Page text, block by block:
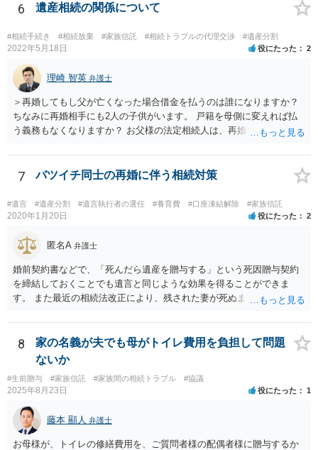
6 遺産相続の関係について
#相続手続き #相続放棄 #家族信託 #相続トラブルの代理交渉 #遺産分割
2022年5月18日 役にたった 2
理崎 智英 弁護士
＞再婚してもし父が亡くなった場合借金を払うのは誰になりますか？
ちなみに再婚相手にも2人の子供がいます。 戸籍を母側に変えれば払
う義務もなくなりますか？ お父様の法定相続人は、再婚相手とご相談
戸籍がどこにあるのかは関係ありません。 ただし、お父様が亡くなっ
たことを知ってから３か月以内に家庭裁判所にて「相続放棄」の手続
7 バツイチ同士の再婚に伴う相続対策
#遺言 #遺産分割 #遺言執行者の選任 #養育費 #口座凍結解除 #家族信託
2020年1月20日 役にたった 2
匿名A 弁護士
婚前契約書などで、「死んだら遺産を贈与する」という死因贈与契約
を締結しておくことでも遺言と同じような効果を得ることができま
す。 また最近の相続法改正により、残された妻が死ぬまで家に住み続
で、その制度を活用する方法も考えられます。 もし契約書の作成まで
視野に入れておられる場合は、お近くの弁護士、できれば相続に強い
弁護士にご相談なさるとよいでしょう。
8
家の名義が夫でも母がトイレ費用を負担して問題
ないか
#生前贈与 #家族信託 #家族間の相続トラブル #協議
2025年8月23日 役にたった 1
藤本 顯人 弁護士
お母様が、トイレの修繕費用を、ご質問者様の配偶者様に贈与するか